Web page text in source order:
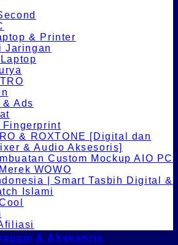
& Printer
Jaringan
Ads
Fingerprint
& ROXTONE [Digital dan
& Audio Aksesoris]
Custom Mockup AIO PC
WOWO
| Smart Tasbih Digital &
Islami
& Aksesoris